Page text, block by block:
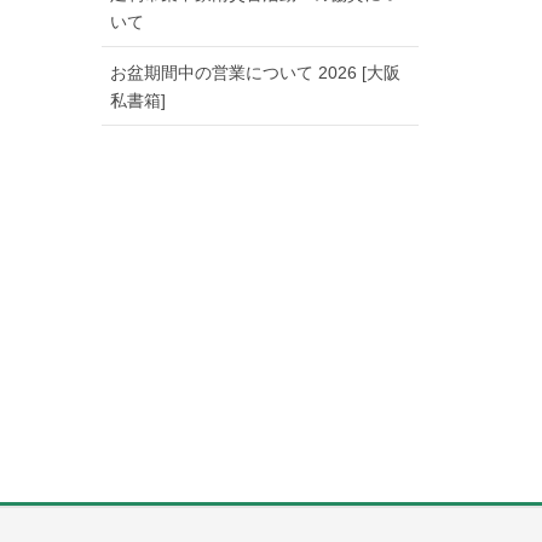
いて
お盆期間中の営業について 2026 [大阪
私書箱]